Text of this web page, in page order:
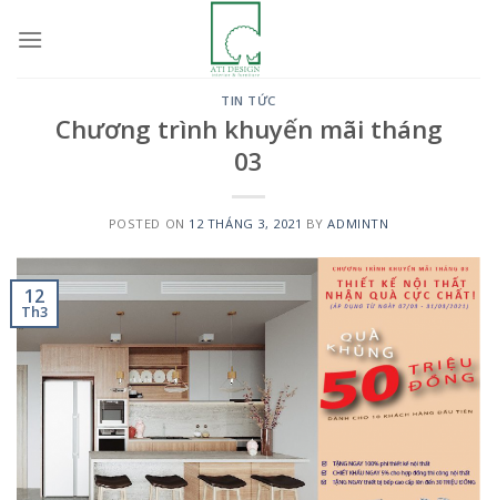
TIN TỨC
Chương trình khuyến mãi tháng
03
POSTED ON 12 THÁNG 3, 2021 BYADMINTN
12
Th3